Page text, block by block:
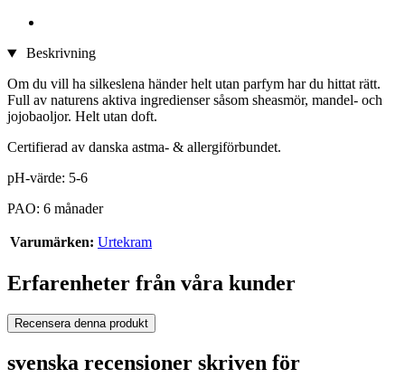
Beskrivning
Om du vill ha silkeslena händer helt utan parfym har du hittat rätt.
Full av naturens aktiva ingredienser såsom sheasmör, mandel- och
jojobaoljor. Helt utan doft.
Certifierad av danska astma- & allergiförbundet.
pH-värde: 5-6
PAO: 6 månader
Varumärken: Urtekram
Erfarenheter från våra kunder
Recensera denna produkt
svenska recensioner skriven för